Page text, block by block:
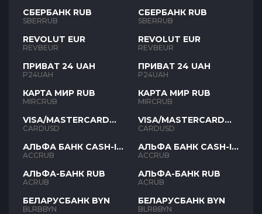
СБЕРБАНК RUB
SBERRUB
REVOLUT EUR
REVBEUR
ПРИВАТ 24 UAH
P24UAH
КАРТА МИР RUB
MIRCRUB
VISA/MASTERCARD
USD
CARDUSD
АЛЬФА БАНК CASH-IN
RUB
ACCRUB
АЛЬФА-БАНК RUB
ACRUB
БЕЛАРУСБАНК BYN
BLRBBYN
СБЕРБАНК RUB
SBERRUB
REVOLUT EUR
REVBEUR
ПРИВАТ 24 UAH
P24UAH
КАРТА МИР RUB
MIRCRUB
VISA/MASTERCARD
USD
CARDUSD
АЛЬФА БАНК CASH-IN
RUB
ACCRUB
АЛЬФА-БАНК RUB
ACRUB
БЕЛАРУСБАНК BYN
BLRBBYN